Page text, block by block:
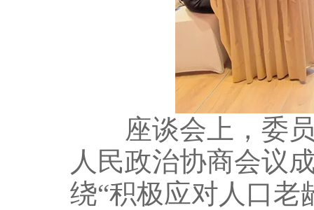
座谈会上，委员
人民政治协商会议
绕“积极应对人口